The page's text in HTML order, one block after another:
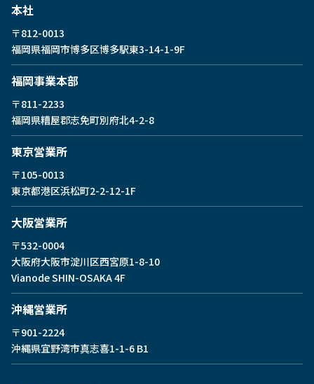
本社
〒812-0013
福岡県福岡市博多区博多駅東3-14-1-9F
福岡事業本部
〒811-2233
福岡県糟屋郡志免町別府北4-2-8
東京営業所
〒105-0013
東京都港区浜松町2-2-12-1F
⼤阪営業所
〒532-0004
大阪府大阪市淀川区西宮原1-8-10
Vianode SHIN-OSAKA 4F
沖縄営業所
〒901-2224
沖縄県宜野湾市真志喜1-1-6 B1